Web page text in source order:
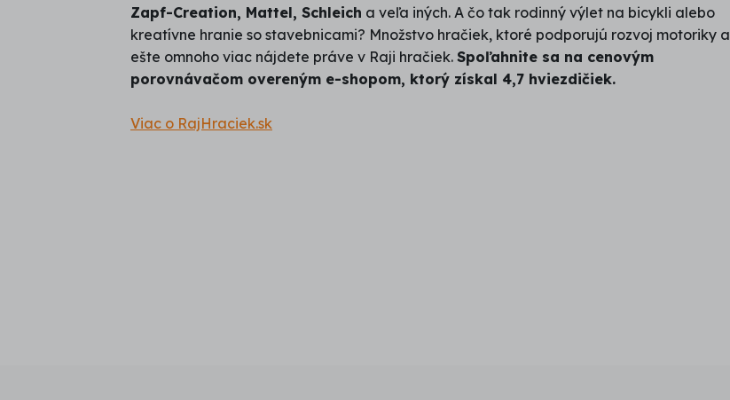
Zapf-Creation, Mattel, Schleich a veľa iných. A čo tak rodinný výlet na bicykli alebo
kreatívne hranie so stavebnicami? Množstvo hračiek, ktoré podporujú rozvoj motoriky a
ešte omnoho viac nájdete práve v Raji hračiek. Spoľahnite sa na cenovým
porovnávačom overeným e-shopom, ktorý získal 4,7 hviezdičiek.
Viac o RajHraciek.sk